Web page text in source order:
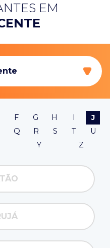
EM
F G H I
J
Q R S T
U
Y Z